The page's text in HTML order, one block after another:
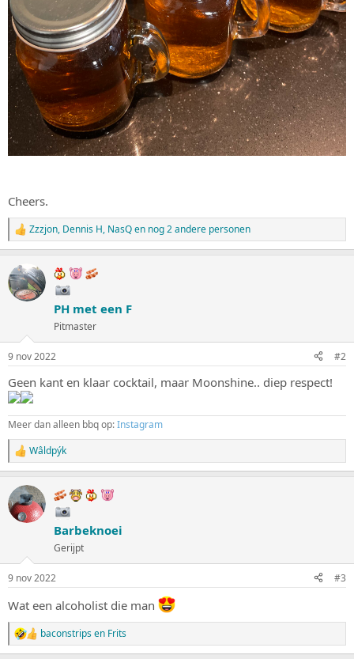
Cheers.
W
a
r
d
e
e
:
Zzzjon, Dennis H, NasQen nog 2 andere personen
PH met een F
Pitmaster
9 nov 2022 #2
Geen kant en klaar cocktail, maar Moonshine.. diep respect!
Meer dan alleen bbq op:Instagram
W
a
r
d
e
e
:
Wâldpýk
Barbeknoei
Gerijpt
9 nov 2022 #3
Wat een alcoholist die man
W
a
baconstripsen Frits